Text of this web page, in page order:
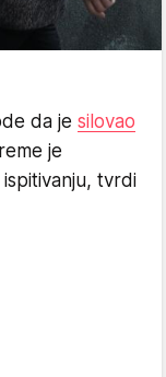
da je silovao
je
tvrdi